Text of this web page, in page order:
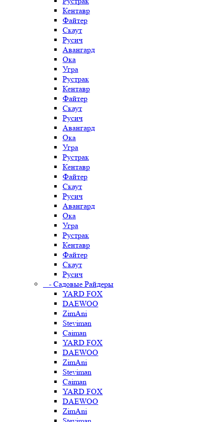
Кентавр
Файтер
Скаут
Русич
Авангард
Ока
Угра
Рустрак
Кентавр
Файтер
Скаут
Русич
Авангард
Ока
Угра
Рустрак
Кентавр
Файтер
Скаут
Русич
Авангард
Ока
Угра
Рустрак
Кентавр
Файтер
Скаут
Русич
- Садовые Райдеры
YARD FOX
DAEWOO
ZimAni
Steviman
Caiman
YARD FOX
DAEWOO
ZimAni
Steviman
Caiman
YARD FOX
DAEWOO
ZimAni